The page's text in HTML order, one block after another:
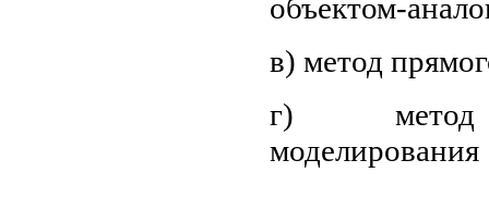
объектом-
в) метод
г) метод
моделирования